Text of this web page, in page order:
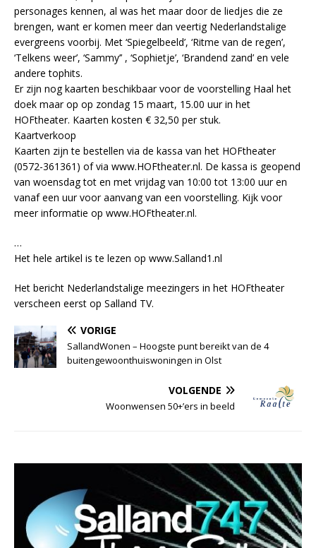
personages kennen, al was het maar door de liedjes die ze
brengen, want er komen meer dan veertig Nederlandstalige
evergreens voorbij. Met ‘Spiegelbeeld’, ‘Ritme van de regen’,
‘Telkens weer’, ‘Sammy’’ , ‘Sophietje’, ‘Brandend zand’ en vele
andere tophits.
Er zijn nog kaarten beschikbaar voor de voorstelling Haal het
doek maar op op zondag 15 maart, 15.00 uur in het
HOFtheater. Kaarten kosten € 32,50 per stuk.
Kaartverkoop
Kaarten zijn te bestellen via de kassa van het HOFtheater
(0572-361361) of via www.HOFtheater.nl. De kassa is geopend
van woensdag tot en met vrijdag van 10:00 tot 13:00 uur en
vanaf een uur voor aanvang van een voorstelling. Kijk voor
meer informatie op www.HOFtheater.nl.
…
Het hele artikel is te lezen op www.Salland1.nl
Het bericht Nederlandstalige meezingers in het HOFtheater
verscheen eerst op Salland TV.
VORIGE
SallandWonen – Hoogste punt bereikt van de 4
buitengewoonthuiswoningen in Olst
VOLGENDE
Woonwensen 50+’ers in beeld